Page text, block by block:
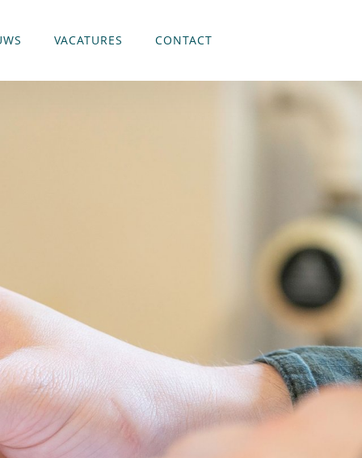
VACATURES CONTACT